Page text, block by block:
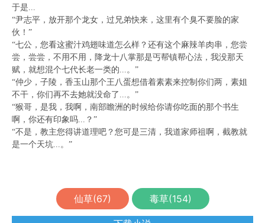
于是...
“尹志平，放开那个龙女，过兄弟快来，这里有个臭不要脸的家
伙！”
“七公，您看这蜜汁鸡翅味道怎么样？还有这个麻辣羊肉串，您尝
尝，尝尝，不用不用，降龙十八掌那是丐帮镇帮心法，我没那天
赋，就想混个七代长老一类的...。”
“仲少，子陵，香玉山那个王八蛋想借着素素来控制你们两，素姐
不干，你们再不去她就没命了...。”
“猴哥，是我，我啊，南部瞻洲的时候给你请你吃面的那个书生
啊，你还有印象吗...？”
“不是，教主您得讲道理吧？您可是三清，我道家师祖啊，截教就
是一个天坑...。”
仙草(67) 毒草(154)